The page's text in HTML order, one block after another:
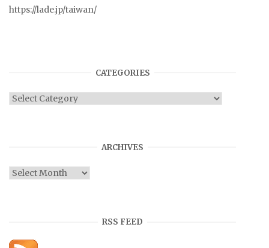
https://lade.jp/taiwan/
CATEGORIES
Categories
ARCHIVES
Archives
RSS FEED